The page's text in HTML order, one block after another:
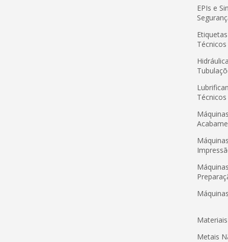
EPIs e
Técnicos
Técnicos
Metais